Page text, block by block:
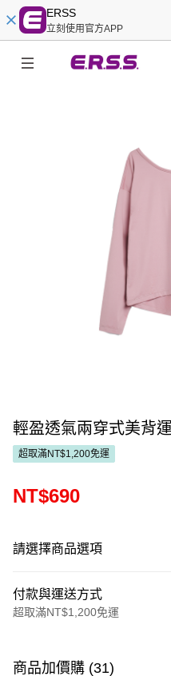
ERSS
立刻使用官方APP
輕盈透氣兩穿式美背
超取滿NT$1,200免運
NT$690
請選擇商品選項
付款與運送方式
超取滿NT$1,200免運
信用卡一次付款
商品加價購 (31)